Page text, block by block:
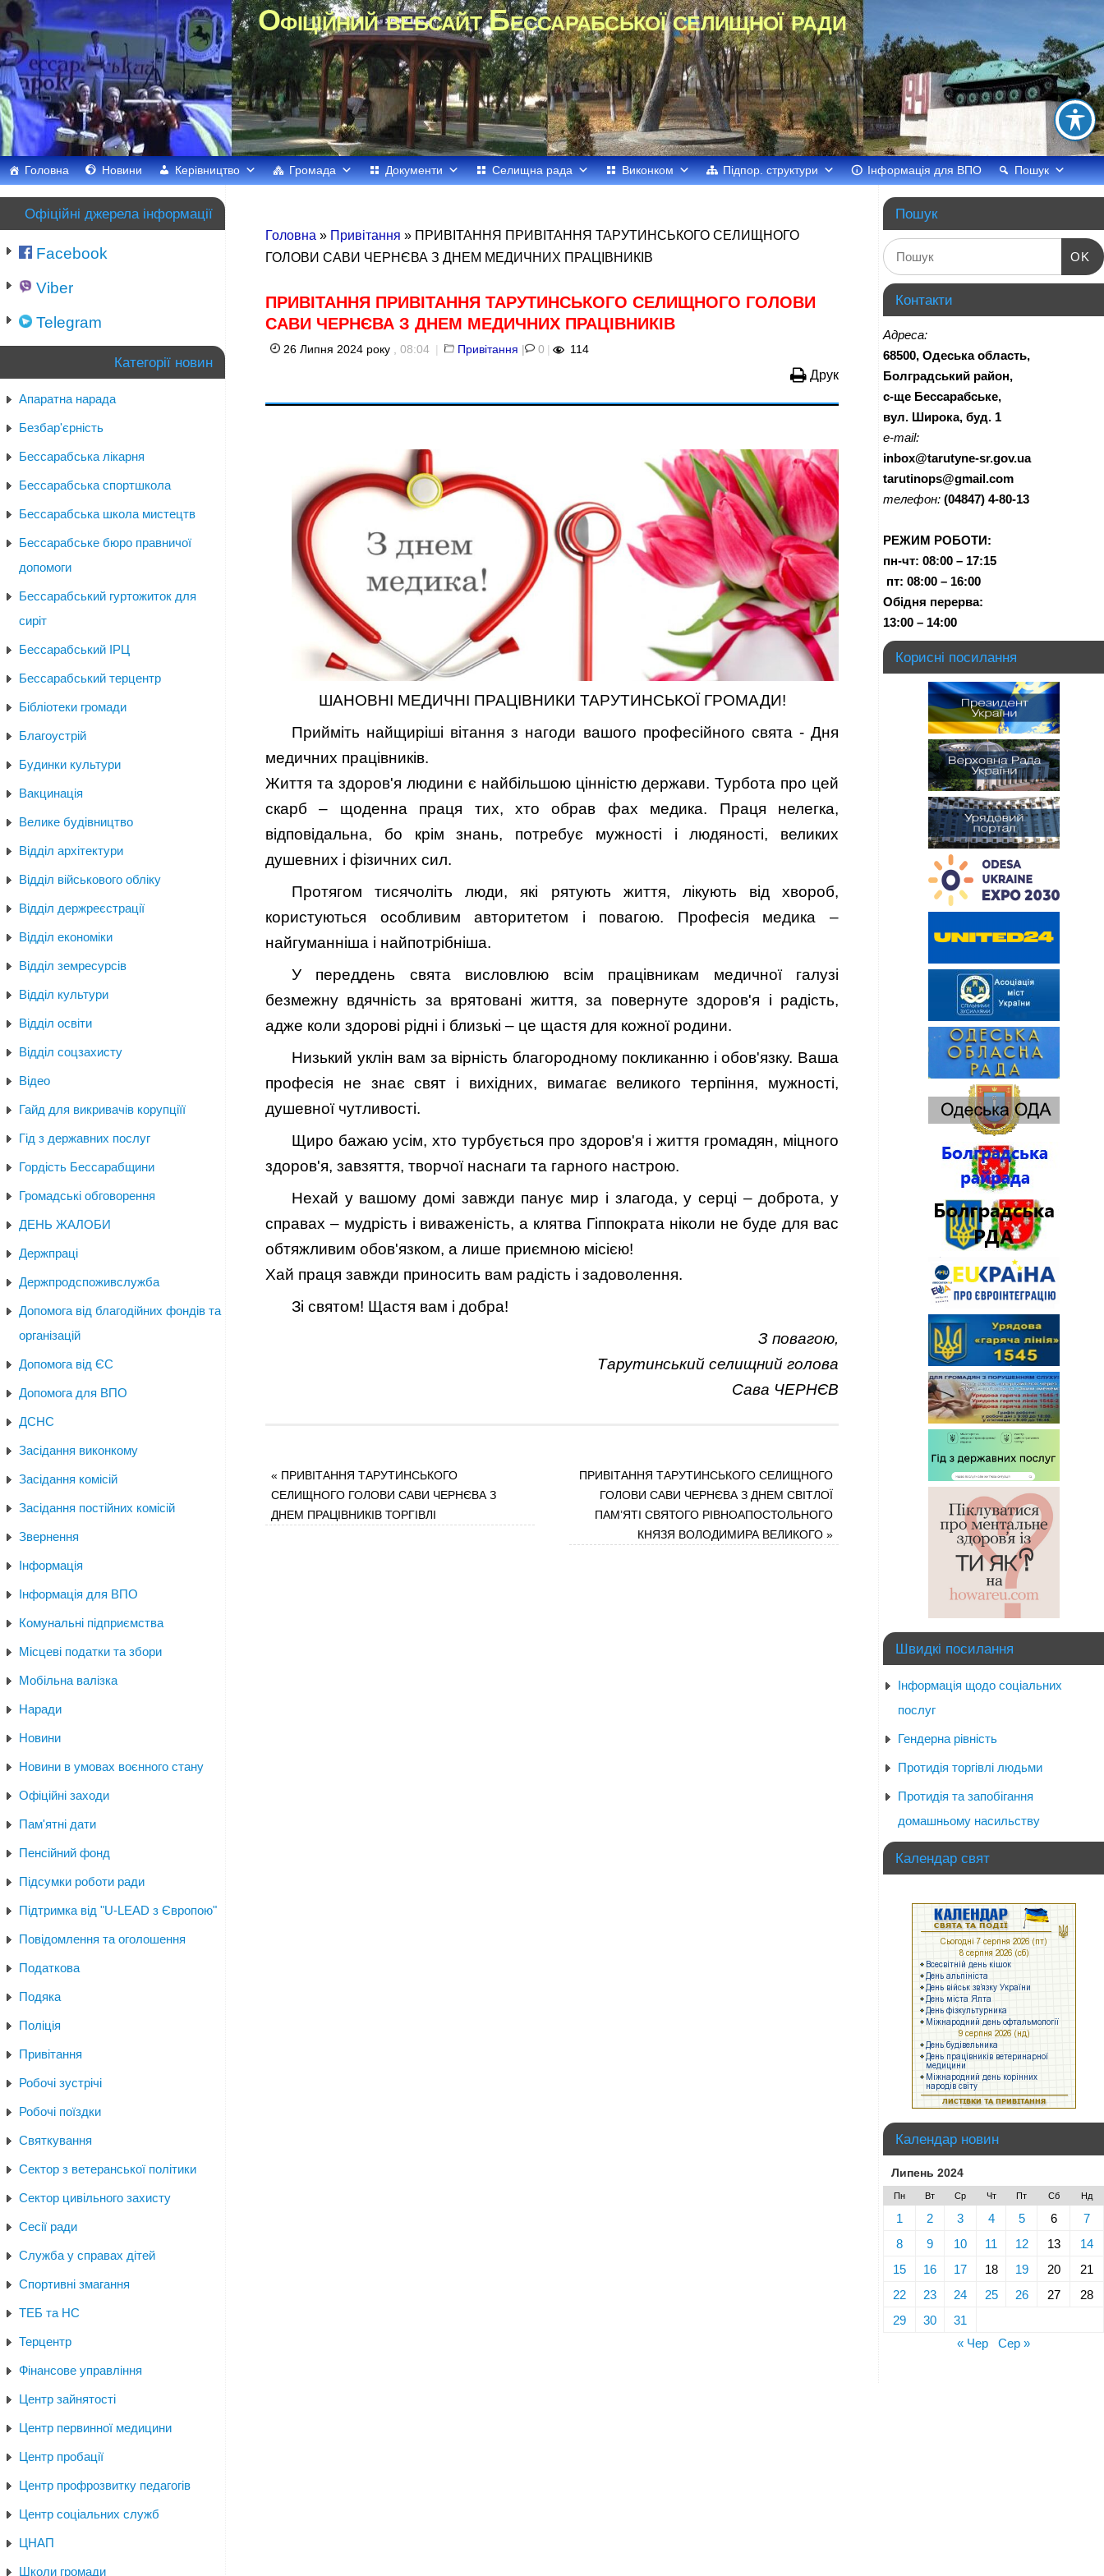
Офіційний вебсайт Бессарабської селищної ради
Головна Новини Керівництво Громада Документи Селищна рада Виконком Підпор. структури Інформація для ВПО Пошук
Головна » Привітання » ПРИВІТАННЯ ПРИВІТАННЯ ТАРУТИНСЬКОГО СЕЛИЩНОГО
ГОЛОВИ САВИ ЧЕРНЄВА З ДНЕМ МЕДИЧНИХ ПРАЦІВНИКІВ
ПРИВІТАННЯ ПРИВІТАННЯ ТАРУТИНСЬКОГО СЕЛИЩНОГО ГОЛОВИ
САВИ ЧЕРНЄВА З ДНЕМ МЕДИЧНИХ ПРАЦІВНИКІВ
26 Липня 2024 року , 08:04 | Привітання | 0 | 114
Друк
ШАНОВНІ МЕДИЧНІ ПРАЦІВНИКИ ТАРУТИНСЬКОЇ ГРОМАДИ!
Прийміть найщиріші вітання з нагоди вашого професійного свята - Дня
медичних працівників.
Життя та здоров'я людини є найбільшою цінністю держави. Турбота про цей
скарб – щоденна праця тих, хто обрав фах медика. Праця нелегка,
відповідальна, бо крім знань, потребує мужності і людяності, великих
душевних і фізичних сил.
Протягом тисячоліть люди, які рятують життя, лікують від хвороб,
користуються особливим авторитетом і повагою. Професія медика –
найгуманніша і найпотрібніша.
У переддень свята висловлюю всім працівникам медичної галузі
безмежну вдячність за врятовані життя, за повернуте здоров'я і радість,
адже коли здорові рідні і близькі – це щастя для кожної родини.
Низький уклін вам за вірність благородному покликанню і обов'язку. Ваша
професія не знає свят і вихідних, вимагає великого терпіння, мужності,
душевної чутливості.
Щиро бажаю усім, хто турбується про здоров'я і життя громадян, міцного
здоров'я, завзяття, творчої наснаги та гарного настрою.
Нехай у вашому домі завжди панує мир і злагода, у серці – доброта, у
справах – мудрість і виваженість, а клятва Гіппократа ніколи не буде для вас
обтяжливим обов'язком, а лише приємною місією!
Хай праця завжди приносить вам радість і задоволення.
Зі святом! Щастя вам і добра!
З повагою,
Тарутинський селищний голова
Сава ЧЕРНЄВ
« ПРИВІТАННЯ ТАРУТИНСЬКОГО
СЕЛИЩНОГО ГОЛОВИ САВИ ЧЕРНЄВА З
ДНЕМ ПРАЦІВНИКІВ ТОРГІВЛІ
ПРИВІТАННЯ ТАРУТИНСЬКОГО СЕЛИЩНОГО
ГОЛОВИ САВИ ЧЕРНЄВА З ДНЕМ СВІТЛОЇ
ПАМ’ЯТІ СВЯТОГО РІВНОАПОСТОЛЬНОГО
КНЯЗЯ ВОЛОДИМИРА ВЕЛИКОГО»
Офіційні джерела інформації
Facebook
Viber
Telegram
Категорії новин
Апаратна нарада
Безбар'єрність
Бессарабська лікарня
Бессарабська спортшкола
Бессарабська школа мистецтв
Бессарабське бюро правничої
допомоги
Бессарабський гуртожиток для
сиріт
Бессарабський ІРЦ
Бессарабський терцентр
Бібліотеки громади
Благоустрій
Будинки культури
Вакцинація
Велике будівництво
Відділ архітектури
Відділ військового обліку
Відділ держреєстрації
Відділ економіки
Відділ земресурсів
Відділ культури
Відділ освіти
Відділ соцзахисту
Відео
Гайд для викривачів корупціїї
Гід з державних послуг
Гордість Бессарабщини
Громадські обговорення
ДЕНЬ ЖАЛОБИ
Держпраці
Держпродспоживслужба
Допомога від благодійних фондів та
організацій
Допомога від ЄС
Допомога для ВПО
ДСНС
Засідання виконкому
Засідання комісій
Засідання постійних комісій
Звернення
Інформація
Інформація для ВПО
Комунальні підприємства
Місцеві податки та збори
Мобільна валізка
Наради
Новини
Новини в умовах воєнного стану
Офіційні заходи
Пам'ятні дати
Пенсійний фонд
Підсумки роботи ради
Підтримка від "U-LEAD з Європою"
Повідомлення та оголошення
Податкова
Подяка
Поліція
Привітання
Робочі зустрічі
Робочі поїздки
Святкування
Сектор з ветеранської політики
Сектор цивільного захисту
Сесії ради
Служба у справах дітей
Спортивні змагання
ТЕБ та НС
Терцентр
Фінансове управління
Центр зайнятості
Центр первинної медицини
Центр пробації
Центр профрозвитку педагогів
Центр соціальних служб
ЦНАП
Школи громади
Пошук
OK
Контакти
Адреса:
68500, Одеська область,
Болградський район,
с-ще Бессарабське,
вул. Широка, буд. 1
e-mail:
inbox@tarutyne-sr.gov.ua
tarutinops@gmail.com
телефон: (04847) 4-80-13
РЕЖИМ РОБОТИ:
пн-чт: 08:00 – 17:15
пт: 08:00 – 16:00
Обідня перерва:
13:00 – 14:00
Корисні посилання
Швидкі посилання
Інформація щодо соціальних
послуг
Гендерна рівність
Протидія торгівлі людьми
Протидія та запобігання
домашньому насильству
Календар свят
Календар новин
Липень 2024
Пн Вт Ср Чт Пт Сб Нд
1 2 3 4 5 6
7
8
9 10 11 12 13
14
15
16 17 18 19 20
21
22
23 24 25 26 27
28
29
30
31
« Чер
Сер »